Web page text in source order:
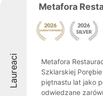
Laureaci
Metafora
Metafora
Szklarskiej
piętnastu lat jako
odwiedzane